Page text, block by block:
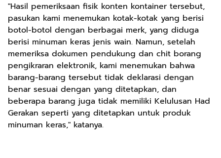
"Hasil pemeriksaan fisik konten kontainer tersebut,
pasukan kami menemukan kotak-kotak yang berisi
botol-botol dengan berbagai merk, yang diduga
berisi minuman keras jenis wain. Namun, setelah
memeriksa dokumen pendukung dan chit borang
pengikraran elektronik, kami menemukan bahwa
barang-barang tersebut tidak deklarasi dengan
benar sesuai dengan yang ditetapkan, dan
beberapa barang juga tidak memiliki Kelulusan Had
Gerakan seperti yang ditetapkan untuk produk
minuman keras," katanya.